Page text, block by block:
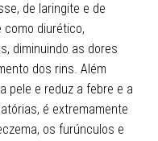
de laringite e de
como diurético,
diminuindo as dores
dos rins. Além
pele e reduz a febre e a
é extremamente
os furúnculos e